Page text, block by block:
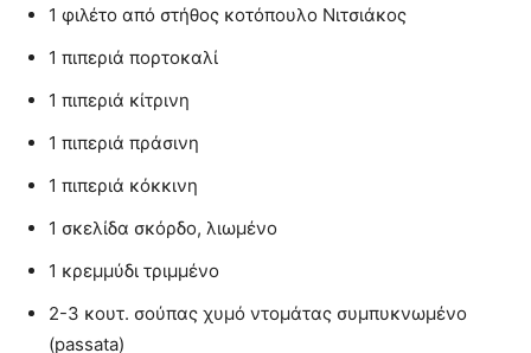
1 φιλέτο από στήθος κοτόπουλο Νιτσιάκος
1 πιπεριά πορτοκαλί
1 πιπεριά κίτρινη
1 πιπεριά πράσινη
1 πιπεριά κόκκινη
1 σκελίδα σκόρδο, λιωμένο
1 κρεμμύδι τριμμένο
2-3 κουτ. σούπας χυμό ντομάτας συμπυκνωμένο
(passata)